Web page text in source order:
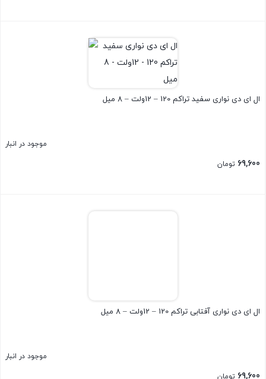
ال ای دی نواری سفید تراکم 120 – 12ولت – 8 میل
موجود در انبار
69,600 تومان
ال ای دی نواری آفتابی تراکم 120 – 12ولت – 8 میل
موجود در انبار
69,600 تومان